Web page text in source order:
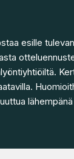
esille